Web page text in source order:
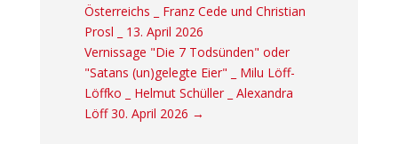
Österreichs _ Franz Cede und Christian
Prosl _ 13. April 2026
Vernissage "Die 7 Todsünden" oder
"Satans (un)gelegte Eier" _ Milu Löff-
Löffko _ Helmut Schüller _ Alexandra
Löff 30. April 2026 →